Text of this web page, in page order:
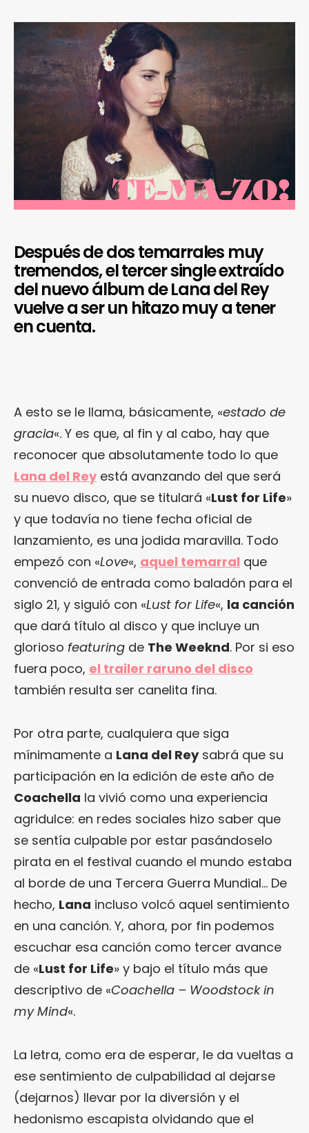
Después de dos temarrales muy
tremendos, el tercer single extraído
del nuevo álbum de Lana del Rey
vuelve a ser un hitazo muy a tener
en cuenta.
A esto se le llama, básicamente, «estado de
gracia«. Y es que, al fin y al cabo, hay que
reconocer que absolutamente todo lo que
Lana del Rey está avanzando del que será
su nuevo disco, que se titulará «Lust for Life»
y que todavía no tiene fecha oficial de
lanzamiento, es una jodida maravilla. Todo
empezó con «Love«, aquel temarral que
convenció de entrada como baladón para el
siglo 21, y siguió con «Lust for Life«, la canción
que dará título al disco y que incluye un
glorioso featuring de The Weeknd. Por si eso
fuera poco, el trailer raruno del disco
también resulta ser canelita fina.
Por otra parte, cualquiera que siga
mínimamente a Lana del Reysabrá que su
participación en la edición de este año de
Coachella la vivió como una experiencia
agridulce: en redes sociales hizo saber que
se sentía culpable por estar pasándoselo
pirata en el festival cuando el mundo estaba
al borde de una Tercera Guerra Mundial… De
hecho, Lana incluso volcó aquel sentimiento
en una canción. Y, ahora, por fin podemos
escuchar esa canción como tercer avance
de «Lust for Life» y bajo el título más que
descriptivo de «Coachella – Woodstock in
my Mind«.
La letra, como era de esperar, le da vueltas a
ese sentimiento de culpabilidad al dejarse
(dejarnos) llevar por la diversión y el
hedonismo escapista olvidando que el